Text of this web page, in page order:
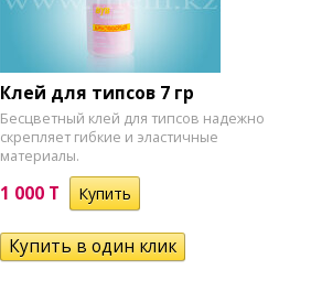
Клей для типсов 7 гр
Бесцветный клей для типсов надежно
скрепляет гибкие и эластичные
материалы.
1 000 T